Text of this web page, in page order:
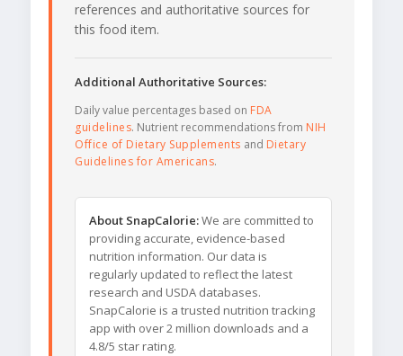
references and authoritative sources for
this food item.
Additional Authoritative Sources:
Daily value percentages based on FDA
guidelines. Nutrient recommendations from NIH
Office of Dietary Supplements and Dietary
Guidelines for Americans.
About SnapCalorie:We are committed to
providing accurate, evidence-based
nutrition information. Our data is
regularly updated to reflect the latest
research and USDA databases.
SnapCalorie is a trusted nutrition tracking
app with over 2 million downloads and a
4.8/5 star rating.